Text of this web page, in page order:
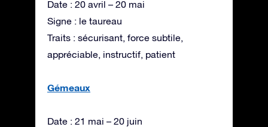
Date : 20 avril – 20 mai
Signe : le taureau
Traits : sécurisant, force subtile,
appréciable, instructif, patient
Gémeaux
Date : 21 mai – 20 juin